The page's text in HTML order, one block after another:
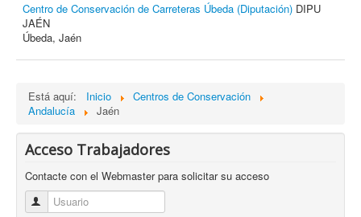
Centro de Conservación de Carreteras Úbeda (Diputación) DIPU
JAÉN
Úbeda, Jaén
Está aquí: Inicio
Centros de Conservación
Andalucía
Jaén
Acceso Trabajadores
Contacte con el Webmaster para solicitar su acceso
Usuario